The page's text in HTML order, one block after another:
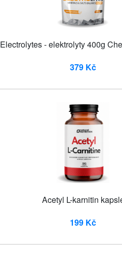
Electrolytes - elektrolyty 400g
379 Kč
Acetyl L-karnitin
199 Kč